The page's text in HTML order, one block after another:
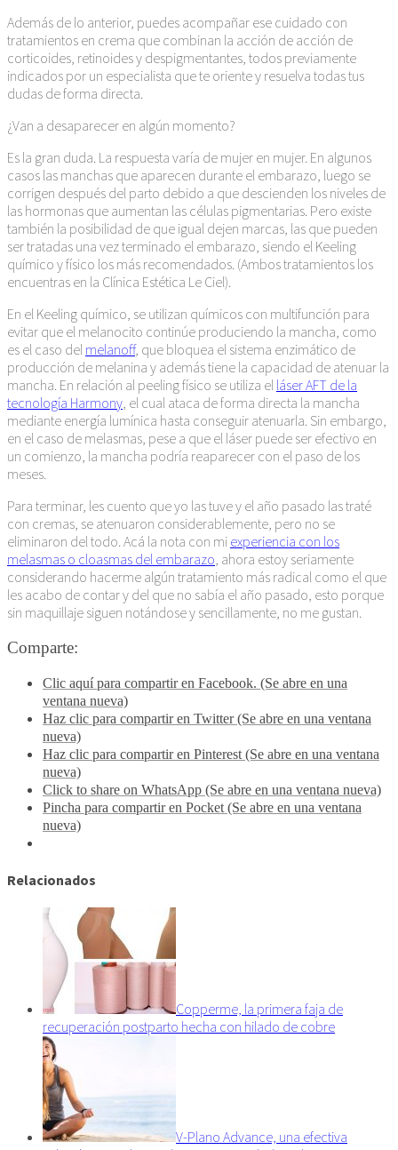
Además de lo anterior, puedes acompañar ese cuidado con
tratamientos en crema que combinan la acción de acción de
corticoides, retinoides y despigmentantes, todos previamente
indicados por un especialista que te oriente y resuelva todas tus
dudas de forma directa.
¿Van a desaparecer en algún momento?
Es la gran duda. La respuesta varía de mujer en mujer. En algunos
casos las manchas que aparecen durante el embarazo, luego se
corrigen después del parto debido a que descienden los niveles de
las hormonas que aumentan las células pigmentarias. Pero existe
también la posibilidad de que igual dejen marcas, las que pueden
ser tratadas una vez terminado el embarazo, siendo el Keeling
químico y físico los más recomendados. (Ambos tratamientos los
encuentras en la Clínica Estética Le Ciel).
En el Keeling químico, se utilizan químicos con multifunción para
evitar que el melanocito continúe produciendo la mancha, como
es el caso del melanoff, que bloquea el sistema enzimático de
producción de melanina y además tiene la capacidad de atenuar la
mancha. En relación al peeling físico se utiliza el láser AFT de la
tecnología Harmony , el cual ataca de forma directa la mancha
mediante energía lumínica hasta conseguir atenuarla. Sin embargo,
en el caso de melasmas, pese a que el láser puede ser efectivo en
un comienzo, la mancha podría reaparecer con el paso de los
meses.
Para terminar, les cuento que yo las tuve y el año pasado las traté
con cremas, se atenuaron considerablemente, pero no se
eliminaron del todo. Acá la nota con mi experiencia con los
melasmas o cloasmas del embarazo , ahora estoy seriamente
considerando hacerme algún tratamiento más radical como el que
les acabo de contar y del que no sabía el año pasado, esto porque
sin maquillaje siguen notándose y sencillamente, no me gustan.
Comparte:
Clic aquí para compartir en Facebook. (Se abre en una
ventana nueva)
Haz clic para compartir en Twitter (Se abre en una ventana
nueva)
Haz clic para compartir en Pinterest (Se abre en una ventana
nueva)
Click to share on WhatsApp (Se abre en una ventana nueva)
Pincha para compartir en Pocket (Se abre en una ventana
nueva)
Relacionados
Copperme, la primera faja de
recuperación postparto hecha con hilado de cobre
V-Plano Advance, una efectiva